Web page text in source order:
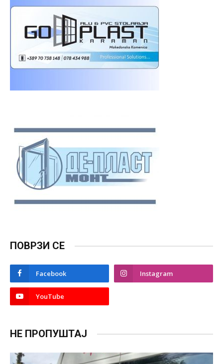
ПОВРЗИ СЕ
Facebook Instagram
YouTube
НЕ ПРОПУШТАЈ